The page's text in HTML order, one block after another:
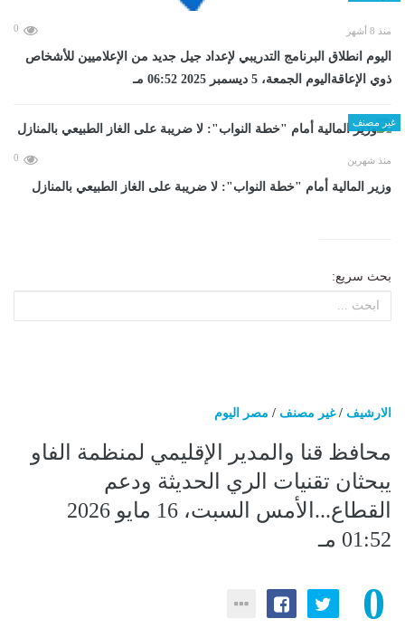
منذ 8 أشهر 0
اليوم انطلاق البرنامج التدريبي لإعداد جيل جديد من الإعلاميين للأشخاص
ذوي الإعاقةاليوم الجمعة، 5 ديسمبر 2025 06:52 مـ
غير مصنف
منذ شهرين 0
وزير المالية أمام "خطة النواب": لا ضريبة على الغاز الطبيعي بالمنازل
بحث سريع:
الارشيف /غير مصنف / مصر اليوم
محافظ قنا والمدير الإقليمي لمنظمة الفاو
يبحثان تقنيات الري الحديثة ودعم
القطاع...الأمس السبت، 16 مايو 2026
01:52 مـ
0